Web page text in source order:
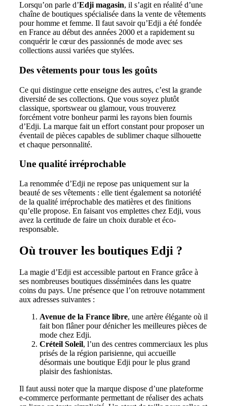
Lorsqu’on parle d’Edji magasin, il s’agit en réalité d’une
chaîne de boutiques spécialisée dans la vente de vêtements
pour homme et femme. Il faut savoir qu’Edji a été fondée
en France au début des années 2000 et a rapidement su
conquérir le cœur des passionnés de mode avec ses
collections aussi variées que stylées.
Des vêtements pour tous les goûts
Ce qui distingue cette enseigne des autres, c’est la grande
diversité de ses collections. Que vous soyez plutôt
classique, sportswear ou glamour, vous trouverez
forcément votre bonheur parmi les rayons bien fournis
d’Edji. La marque fait un effort constant pour proposer un
éventail de pièces capables de sublimer chaque silhouette
et chaque personnalité.
Une qualité irréprochable
La renommée d’Edji ne repose pas uniquement sur la
beauté de ses vêtements : elle tient également sa notoriété
de la qualité irréprochable des matières et des finitions
qu’elle propose. En faisant vos emplettes chez Edji, vous
avez la certitude de faire un choix durable et éco-
responsable.
Où trouver les boutiques Edji ?
La magie d’Edji est accessible partout en France grâce à
ses nombreuses boutiques disséminées dans les quatre
coins du pays. Une présence que l’on retrouve notamment
aux adresses suivantes :
Avenue de la France libre, une artère élégante où il
fait bon flâner pour dénicher les meilleures pièces de
mode chez Edji.
Créteil Soleil, l’un des centres commerciaux les plus
prisés de la région parisienne, qui accueille
désormais une boutique Edji pour le plus grand
plaisir des fashionistas.
Il faut aussi noter que la marque dispose d’une plateforme
e-commerce performante permettant de réaliser des achats